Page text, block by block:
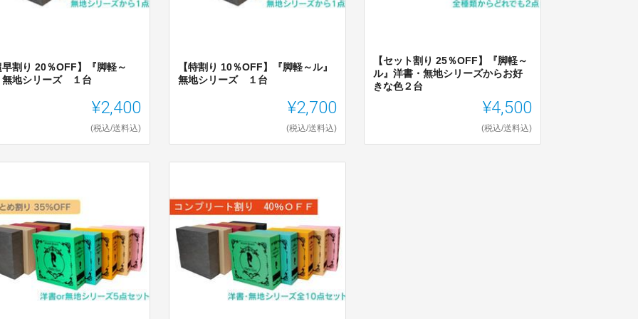
早割り 20％OFF】『脚軽～
無地シリーズ １台
¥2,400
(税込/送料込)
【特割り 10％OFF】『脚軽～ル』
無地シリーズ １台
¥2,700
(税込/送料込)
【セット割り 25％OFF】『脚軽～
ル』洋書・無地シリーズからお好
きな色２台
¥4,500
(税込/送料込)